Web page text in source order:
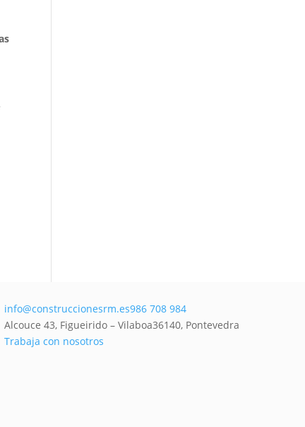
info@construccionesrm.es986 708 984
Alcouce 43, Figueirido – Vilaboa36140, Pontevedra
Trabaja con nosotros